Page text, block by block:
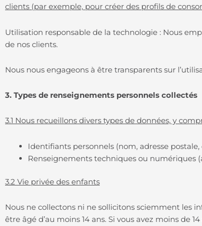
clients (par exemple, pour créer des profils de
Utilisation responsable de la technologie : Nous
de nos clients.
Nous nous engageons à être transparents sur
3. Types de renseignements personnels collectés
3.1 Nous recueillons divers types de données, y
Identifiants personnels (nom, adresse
Renseignements techniques ou numériques
3.2 Vie privée des enfants
Nous ne collectons ni ne sollicitons sciemment les
être âgé d’au moins 14 ans. Si vous avez moins de